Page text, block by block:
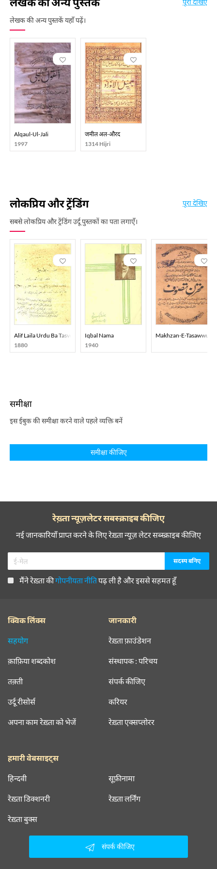
लेखक की अन्य पुस्तकें यहाँ पढ़ें।
पूरा देखिए
Alqaul-Ul-Jali
1997
जमील अल-औरद
1314 Hijri
लोकप्रिय और ट्रेंडिंग
सबसे लोकप्रिय और ट्रेंडिंग उर्दू पुस्तकों का पता लगाएँ।
पूरा देखिए
Alif Laila Urdu Ba Tasveer
1880
Iqbal Nama
1940
Makhzan-E-Tasawwuf
समीक्षा
इस ईबुक की समीक्षा करने वाले पहले व्यक्ति बनें
समीक्षा कीजिए
रेख़्ता न्यूज़लेटर सबस्क्राइब कीजिए
नई जानकारियाँ प्राप्त करने के लिए रेख़्ता न्यूज़ लेटर सब्स्क्राइब कीजिए
मैंने रेख़्ता कीगोपनीयता नीतिपढ़ ली है और इससे सहमत हूँ
क्विक लिंक्स
सहयोग
क़ाफ़िया शब्दकोश
तक़्ती
उर्दू रीसोर्स
अपना काम रेख़्ता को भेजें
जानकारी
रेख़्ता फ़ाउंडेशन
संस्थापक : परिचय
संपर्क कीजिए
करियर
रेख़्ता एक्सप्लोरर
हमारी वेबसाइट्स
हिन्दवी सूफ़ीनामा
रेख़्ता डिक्शनरी रेख़्ता लर्निंग
रेख़्ता बुक्स
संपर्क कीजिए